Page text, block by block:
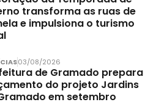
transforma as ruas de
e impulsiona o turismo
03/08/2026
de Gramado prepara
do projeto Jardins
em setembro